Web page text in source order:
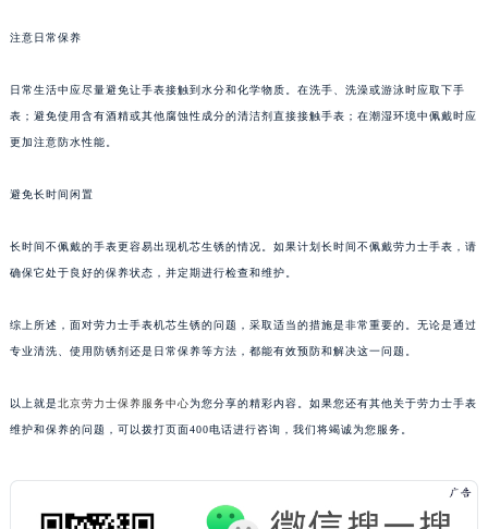
注意日常保养
日常生活中应尽量避免让手表接触到水分和化学物质。在洗手、洗澡或游泳时应取下手
表；避免使用含有酒精或其他腐蚀性成分的清洁剂直接接触手表；在潮湿环境中佩戴时应
更加注意防水性能。
避免长时间闲置
长时间不佩戴的手表更容易出现机芯生锈的情况。如果计划长时间不佩戴劳力士手表，请
确保它处于良好的保养状态，并定期进行检查和维护。
综上所述，面对劳力士手表机芯生锈的问题，采取适当的措施是非常重要的。无论是通过
专业清洗、使用防锈剂还是日常保养等方法，都能有效预防和解决这一问题。
以上就是北京劳力士保养服务中心为您分享的精彩内容。如果您还有其他关于劳力士手表
维护和保养的问题，可以拨打页面400电话进行咨询，我们将竭诚为您服务。